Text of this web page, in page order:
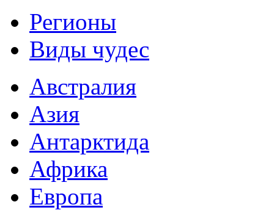
Регионы
Виды чудес
Австралия
Азия
Антарктида
Африка
Европа